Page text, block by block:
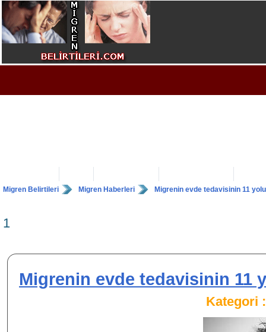
Migren Belirtileri
Migren Haberleri Migrenin evde tedavisinin 11 yolu
1
Migrenin evde tedavisinin 11
Kategori